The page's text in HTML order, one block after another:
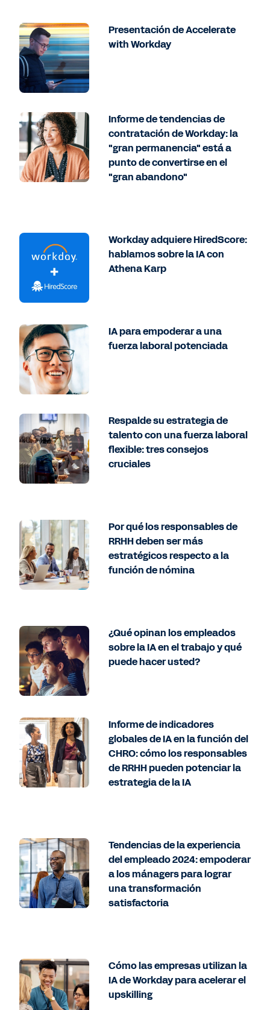
Presentación de Accelerate
with Workday
Informe de tendencias de
contratación de Workday: la
"gran permanencia" está a
punto de convertirse en el
"gran abandono"
Workday adquiere HiredScore:
hablamos sobre la IA con
Athena Karp
IA para empoderar a una
fuerza laboral potenciada
Respalde su estrategia de
talento con una fuerza laboral
flexible: tres consejos
cruciales
Por qué los responsables de
RRHH deben ser más
estratégicos respecto a la
función de nómina
¿Qué opinan los empleados
sobre la IA en el trabajo y qué
puede hacer usted?
Informe de indicadores
globales de IA en la función del
CHRO: cómo los responsables
de RRHH pueden potenciar la
estrategia de la IA
Tendencias de la experiencia
del empleado 2024: empoderar
a los mánagers para lograr
una transformación
satisfactoria
Cómo las empresas utilizan la
IA de Workday para acelerar el
upskilling